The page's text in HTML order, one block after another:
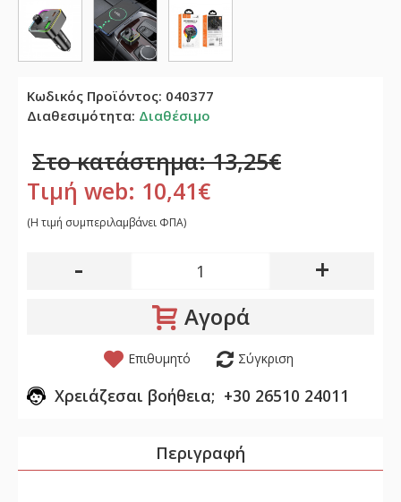
Κωδικός Προϊόντος: 040377
Διαθεσιμότητα: Διαθέσιμο
Στο κατάστημα: 13,25€
Τιμή web: 10,41€
(H τιμή συμπεριλαμβάνει ΦΠΑ)
- +
Αγορά
Επιθυμητό Σύγκριση
Χρειάζεσαι βοήθεια; +30 26510 24011
Περιγραφή